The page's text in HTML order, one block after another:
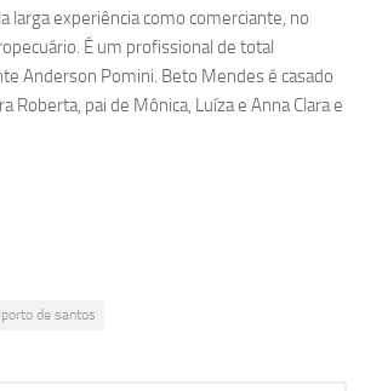
larga experiência como comerciante, no
É um profissional de total
Anderson Pomini. Beto Mendes é casado
Roberta, pai de Mônica, Luíza e Anna Clara e
porto de santos